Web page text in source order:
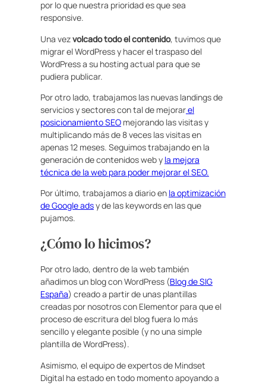
por lo que nuestra prioridad es que sea
responsive.
Una vezvolcado todo el contenido, tuvimos que
migrar el WordPress y hacer el traspaso del
WordPress a su hosting actual para que se
pudiera publicar.
Por otro lado, trabajamos las nuevas landings de
servicios y sectores con tal de mejorarel
posicionamiento SEO mejorando las visitas y
multiplicando más de 8 veces las visitas en
apenas 12 meses. Seguimos trabajando en la
generación de contenidos web y la mejora
técnica de la web para poder mejorar el SEO.
Por último, trabajamos a diario en la optimización
de Google adsy de las keywords en las que
pujamos.
¿Cómo lo hicimos?
Por otro lado, dentro de la web también
añadimos un blog con WordPress (Blog de SIG
España) creado a partir de unas plantillas
creadas por nosotros con Elementor para que el
proceso de escritura del blog fuera lo más
sencillo y elegante posible (y no una simple
plantilla de WordPress).
Asimismo, el equipo de expertos de Mindset
Digital ha estado en todo momento apoyando a